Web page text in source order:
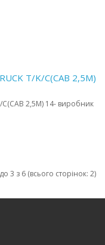
T/K/C(CAB 2,5M)
C(CAB 2,5M) 14- виробник
3 з 6 (всього сторінок: 2)